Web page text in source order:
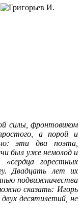
силы, фронтовиком
а порой и
эти два поэта,
был уже немолод и
горестных
Двадцать лет их
подвижничества
сказать: Игорь
десятилетий, не